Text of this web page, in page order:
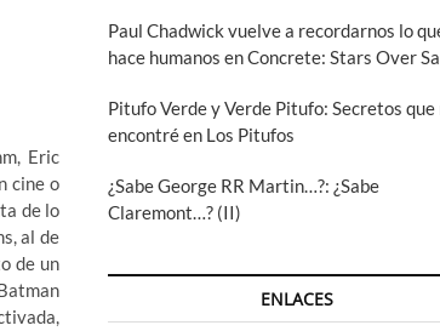
Eric
cine o
de lo
al de
de un
Paul Chadwick vuelve a recordarnos lo
hace humanos en Concrete: Stars Over
Pitufo Verde y Verde Pitufo: Secretos que
encontré en Los Pitufos
¿Sabe George RR Martin…?: ¿Sabe
Claremont…? (II)
ENLACES